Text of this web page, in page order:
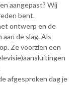
aangepast? Wij
bent.
ontwerp en de
de slag. Als
Ze voorzien een
afgesproken dag je